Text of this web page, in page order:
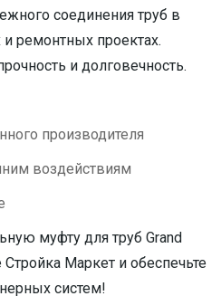
соединения труб в
ремонтных проектах.
и долговечность.
производителя
воздействиям
муфту для труб Grand
Маркет и обеспечьте
систем!